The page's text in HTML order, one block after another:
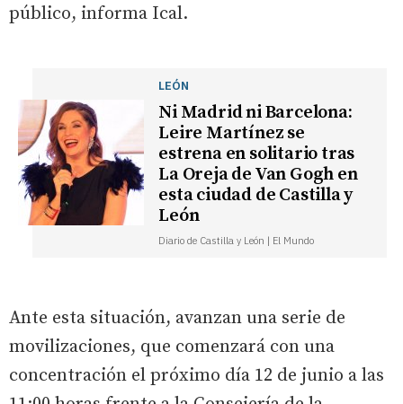
público, informa Ical.
LEÓN
Ni Madrid ni Barcelona:
Leire Martínez se
estrena en solitario tras
La Oreja de Van Gogh en
esta ciudad de Castilla y
León
Diario de Castilla y León | El Mundo
Ante esta situación, avanzan una serie de
movilizaciones, que comenzará con una
concentración el próximo día 12 de junio a las